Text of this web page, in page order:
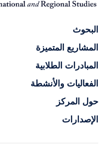
البحوث
المشاريع المتميزة
المبادرات الطلابية
الفعاليات والأنشطة
حول المركز
الإصدارات